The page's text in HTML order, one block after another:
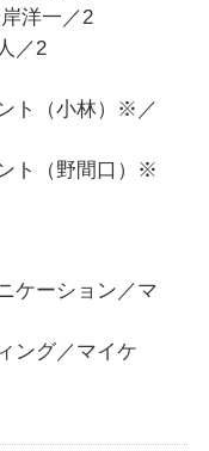
洋一／2
／2
ト（小林）※／
ト（野間口）※
ケーション／マ
ング／マイケ